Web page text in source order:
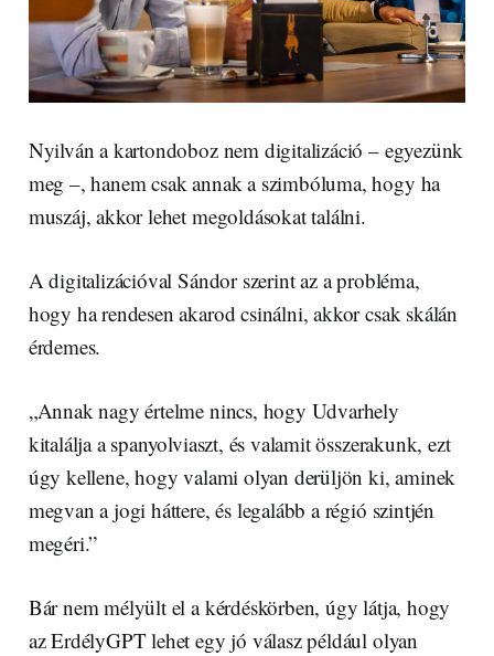
Nyilván a kartondoboz nem digitalizáció – egyezünk
meg –, hanem csak annak a szimbóluma, hogy ha
muszáj, akkor lehet megoldásokat találni.
A digitalizációval Sándor szerint az a probléma,
hogy ha rendesen akarod csinálni, akkor csak skálán
érdemes.
„Annak nagy értelme nincs, hogy Udvarhely
kitalálja a spanyolviaszt, és valamit összerakunk, ezt
úgy kellene, hogy valami olyan derüljön ki, aminek
megvan a jogi háttere, és legalább a régió szintjén
megéri.”
Bár nem mélyült el a kérdéskörben, úgy látja, hogy
az ErdélyGPT lehet egy jó válasz például olyan